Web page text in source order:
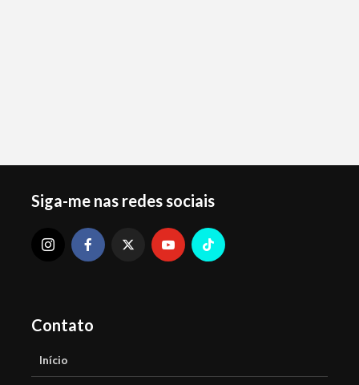
Siga-me nas redes sociais
Contato
Início